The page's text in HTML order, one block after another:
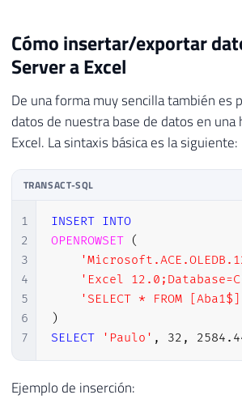
Cómo insertar/exportar
Server a Excel
De una forma muy sencilla también es
datos de nuestra base de datos en una
Excel. La sintaxis básica es la siguiente:
TRANSACT-SQL
1
2
3
4
5
6
7
INSERT INTO
OPENROWSET
(
'Excel
'SELECT * FROM
)
SELECT
'Paulo' , 32 ,
Ejemplo de inserción: